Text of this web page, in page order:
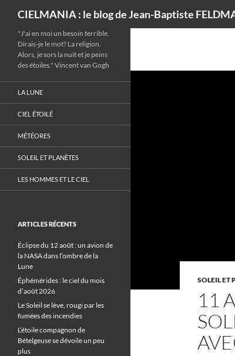
CIELMANIA : le blog de Jean-Baptiste
SOLEIL ET
11
"J'ai en moi un besoin terrible.
Dirais-je le mot? La religion.
Alors, je sors la nuit et je peins
des étoiles." Vincent van Gogh
LA LUNE
CIEL ÉTOILÉ
MÉTÉORES
SOLEIL ET PLANÈTES
LES HOMMES ET LE CIEL
ARTICLES RÉCENTS
Éclipse du 12 août : un avion de
la NASA dans l’ombre de la
Lune
Éphémérides : le ciel du mois
d’août 2026
Le Soleil se lève, rougi par les
fumées des incendies
L’étoile compagnon de
Bételgeuse se dévoile un peu
plus